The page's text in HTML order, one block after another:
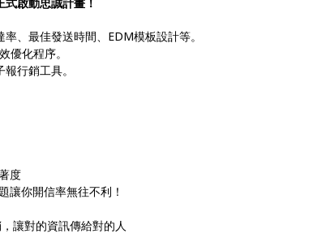
啟動忠誠計畫！
、最佳發送時間、EDM模板設計等。
優化程序。
行銷工具。
度
讓你開信率無往不利！
讓對的資訊傳給對的人